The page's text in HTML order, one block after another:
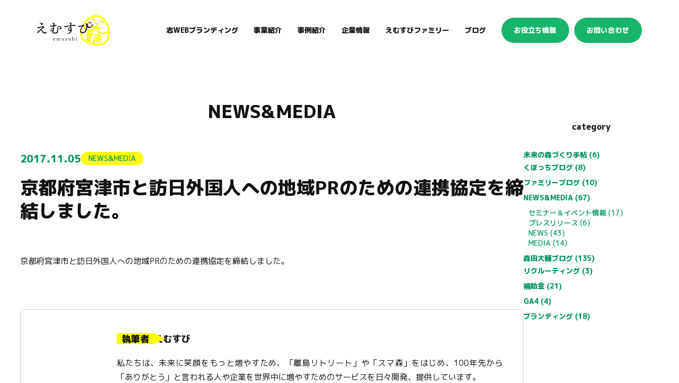
志WEBブランディング 事業紹介 事例紹介 企業情報 えむすびファミリー ブログ お役立ち情報 お問い合わせ
NEWS&MEDIA
2017.11.05 NEWS&MEDIA
京都府宮津市と訪日外国人への地域PRのための連携協定を締
結しました。
京都府宮津市と訪日外国人への地域PRのための連携協定を締結しました。
執筆者 えむすび
私たちは、未来に笑顔をもっと増やすため、「離島リトリート」や「スマ森」をはじめ、100年先から
「ありがとう」と言われる人や企業を世界中に増やすためのサービスを日々開発、提供しています。
category
未来の森づくり手帖 (6)
くぼっちブログ (8)
ファミリーブログ (10)
NEWS&MEDIA (67)
セミナー＆イベント情報 (17)
プレスリリース (6)
NEWS (43)
MEDIA (14)
森田大輔ブログ (135)
リクルーティング (3)
補助金 (21)
GA4 (4)
ブランディング (18)